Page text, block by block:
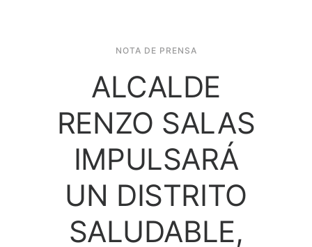
NOTA DE PRENSA
ALCALDE
RENZO SALAS
IMPULSARÁ
UN DISTRITO
SALUDABLE,